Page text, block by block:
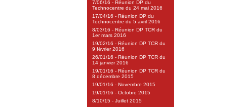
7/06/16 - Réunion DP du
Technocentre du 24 mai 2016
17/04/16 - Réunion DP du
Technocentre du 5 avril 2016
8/03/16 - Réunion DP TCR du
1er mars 2016
19/02/16 - Réunion DP TCR du
9 février 2016
26/01/16 - Réunion DP TCR du
14 janvier 2016
19/01/16 - Réunion DP TCR du
8 décembre 2015
19/01/16 - Novembre 2015
19/01/16 - Octobre 2015
8/10/15 - Juillet 2015